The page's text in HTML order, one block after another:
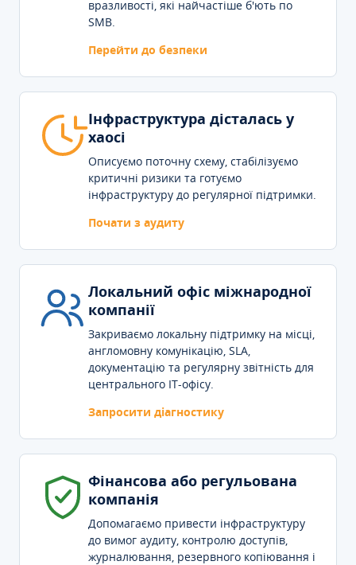
вразливості, які найчастіше б'ють по
SMB.
Перейти до безпеки
Інфраструктура дісталась у
хаосі
Описуємо поточну схему, стабілізуємо
критичні ризики та готуємо
інфраструктуру до регулярної підтримки.
Почати з аудиту
Локальний офіс міжнародної
компанії
Закриваємо локальну підтримку на місці,
англомовну комунікацію, SLA,
документацію та регулярну звітність для
центрального IT-офісу.
Запросити діагностику
Фінансова або регульована
компанія
Допомагаємо привести інфраструктуру
до вимог аудиту, контролю доступів,
журналювання, резервного копіювання і